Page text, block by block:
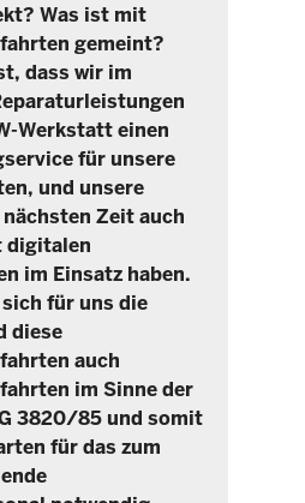
Was ist mit
gemeint?
dass wir im
Werkstatt einen
für unsere
und unsere
Zeit auch
digitalen
im Einsatz haben.
für uns die
diese
auch
im Sinne der
3820/85 und somit
für das zum